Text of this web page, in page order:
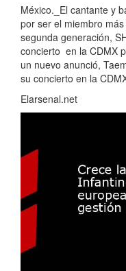
México._El cantante y
por ser el miembro
segunda generación,
concierto en la CDMX
un nuevo anunció,
su concierto en la
Elarsenal.net